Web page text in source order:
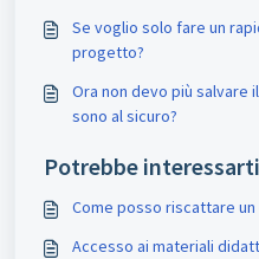
Se voglio solo fare un
progetto?
Ora non devo più salvare
sono al sicuro?
Potrebbe
Come posso riscattare
Accesso ai materiali